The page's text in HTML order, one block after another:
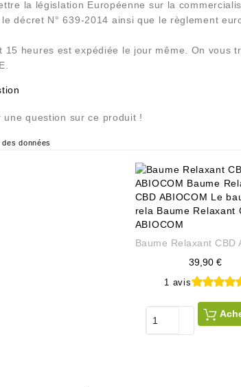
la législation Européenne sur la
décret N° 639-2014 ainsi que le règlement
15 heures est expédiée le jour même. On vous
une question sur ce produit !
données
39,90 €
1 avis
Prix